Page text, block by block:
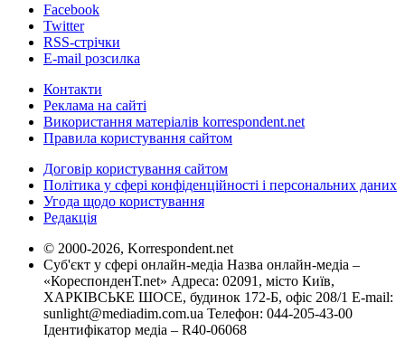
Facebook
Twitter
RSS-стрічки
E-mail розсилка
Контакти
Реклама на сайті
Використання матеріалів korrespondent.net
Правила користування сайтом
Договір користування сайтом
Політика у сфері конфіденційності і персональних даних
Угода щодо користування
Редакція
© 2000-2026, Korrespondent.net
Суб'єкт у сфері онлайн-медіа Назва онлайн-медіа –
«КореспонденТ.net» Адреса: 02091, місто Київ,
ХАРКІВСЬКЕ ШОСЕ, будинок 172-Б, офіс 208/1 E-mail:
sunlight@mediadim.com.ua Телефон: 044-205-43-00
Ідентифікатор медіа – R40-06068